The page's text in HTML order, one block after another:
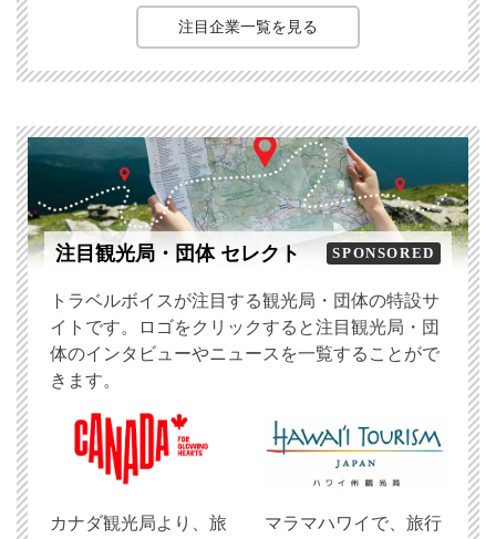
注目企業一覧を見る
注目観光局・団体 セレクト SPONSORED
トラベルボイスが注目する観光局・団体の特設サ
イトです。ロゴをクリックすると注目観光局・団
体のインタビューやニュースを一覧することがで
きます。
​カナダ観光局より、旅
マラマハワイで、旅行